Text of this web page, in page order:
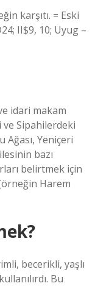
karşıtı. = Eski
II$9, 10; Uyug –
idari makam
Sipahilerdeki
Yeniçeri
bazı
belirtmek için
Harem
becerikli, yaşlı
Bu